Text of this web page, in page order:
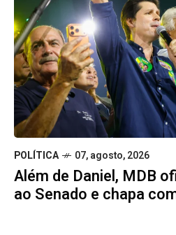
POLÍTICA 07, agosto, 2026
Além de Daniel, MDB
ao Senado e chapa